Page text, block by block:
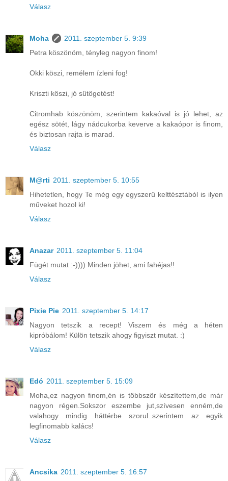
Válasz
Moha
2011. szeptember 5. 9:39
Petra köszönöm, tényleg nagyon finom!
Okki köszi, remélem ízleni fog!
Kriszti köszi, jó sütögetést!
Citromhab köszönöm, szerintem kakaóval is jó lehet, az
egész sötét, lágy nádcukorba keverve a kakaópor is finom,
és biztosan rajta is marad.
Válasz
M@rti 2011. szeptember 5. 10:55
Hihetetlen, hogy Te még egy egyszerű kelttésztából is ilyen
műveket hozol ki!
Válasz
Anazar 2011. szeptember 5. 11:04
Fügét mutat :-)))) Minden jöhet, ami fahéjas!!
Válasz
Pixie Pie 2011. szeptember 5. 14:17
Nagyon tetszik a recept! Viszem és még a héten
kipróbálom! Külön tetszik ahogy figyiszt mutat. :)
Válasz
Edó 2011. szeptember 5. 15:09
Moha,ez nagyon finom,én is többször készítettem,de már
nagyon régen.Sokszor eszembe jut,szívesen enném,de
valahogy mindig háttérbe szorul..szerintem az egyik
legfinomabb kalács!
Válasz
Ancsika 2011. szeptember 5. 16:57